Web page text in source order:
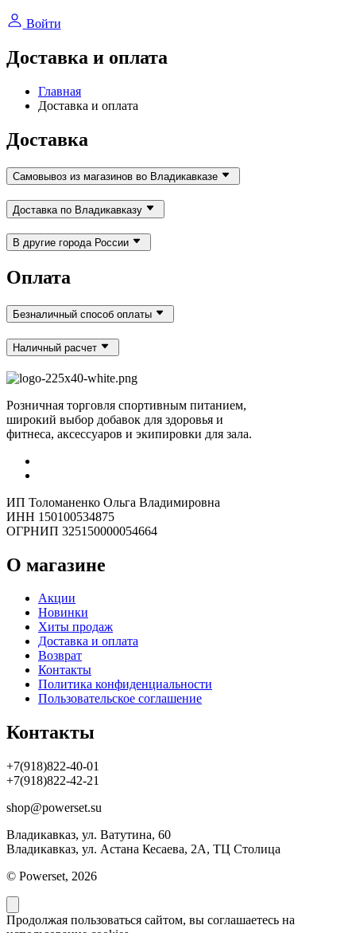
Войти
Доставка и оплата
Главная
Доставка и оплата
Доставка
Самовывоз из магазинов во Владикавказе
Доставка по Владикавказу
В другие города России
Оплата
Безналичный способ оплаты
Наличный расчет
Розничная торговля спортивным питанием,
широкий выбор добавок для здоровья и
фитнеса, аксессуаров и экипировки для зала.
ИП Толоманенко Ольга Владимировна
ИНН 150100534875
ОГРНИП 325150000054664
О магазине
Акции
Новинки
Хиты продаж
Доставка и оплата
Возврат
Контакты
Политика конфиденциальности
Пользовательское соглашение
Контакты
+7(918)822-40-01
+7(918)822-42-21
shop@powerset.su
Владикавказ, ул. Ватутина, 60
Владикавказ, ул. Астана Кесаева, 2А, ТЦ Столица
© Powerset, 2026
Продолжая пользоваться сайтом, вы соглашаетесь на